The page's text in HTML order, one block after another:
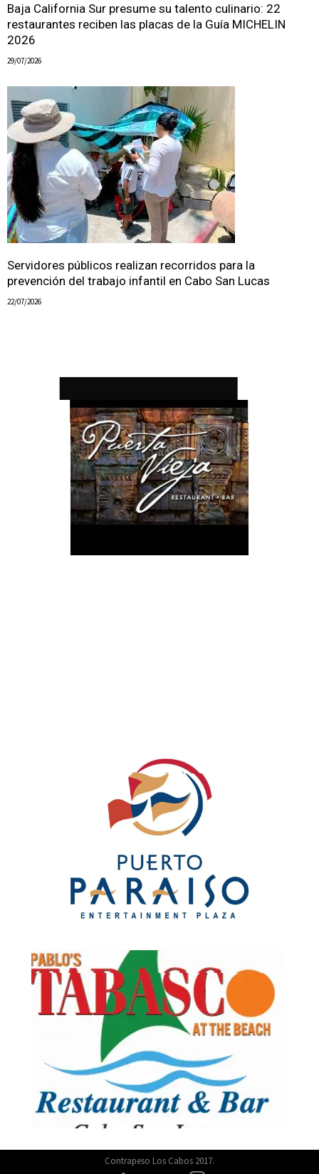
Baja California Sur presume su talento culinario: 22
restaurantes reciben las placas de la Guía MICHELIN
2026
29/07/2026
Servidores públicos realizan recorridos para la
prevención del trabajo infantil en Cabo San Lucas
22/07/2026
Contrapeso Los Cabos 2017.